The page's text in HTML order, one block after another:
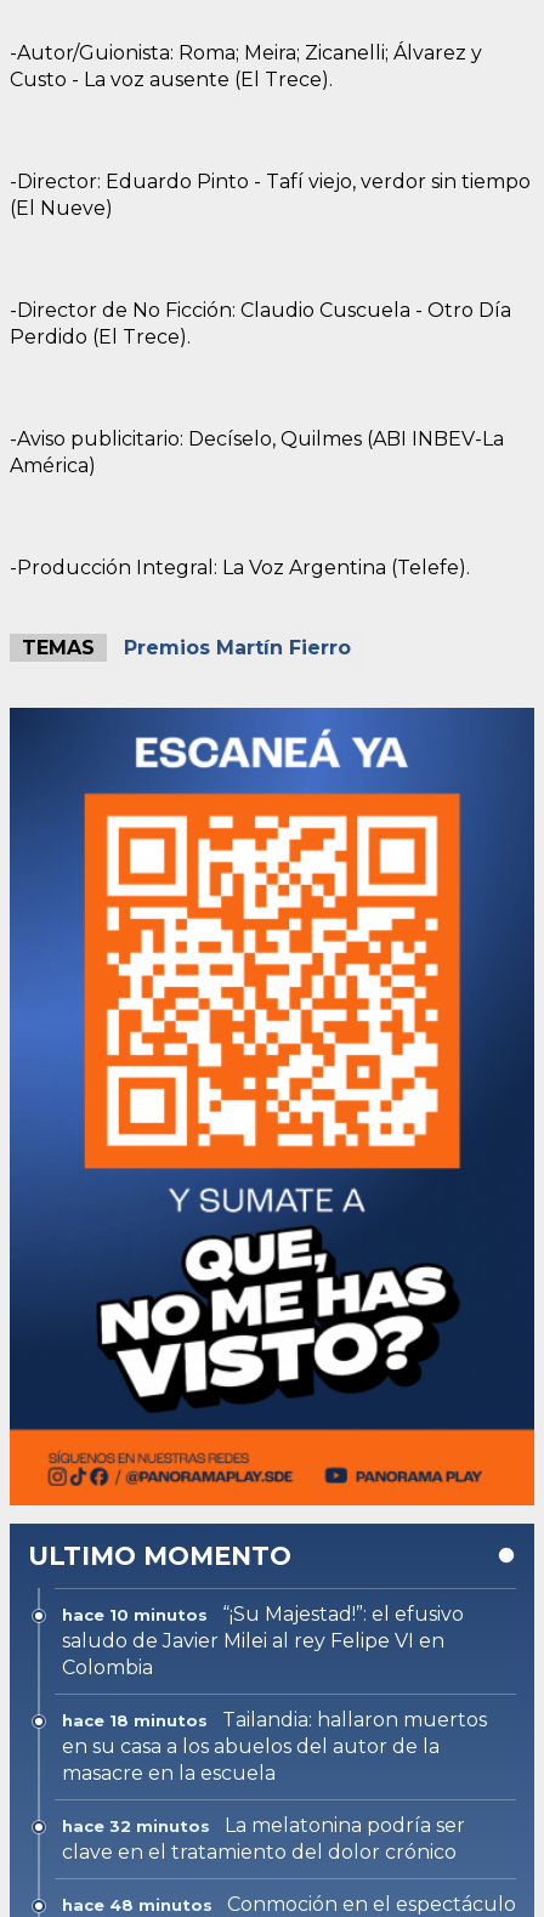
-Autor/Guionista: Roma; Meira; Zicanelli; Álvarez y
Custo - La voz ausente (El Trece).
-Director: Eduardo Pinto - Tafí viejo, verdor sin tiempo
(El Nueve)
-Director de No Ficción: Claudio Cuscuela - Otro Día
Perdido (El Trece).
-Aviso publicitario: Decíselo, Quilmes (ABI INBEV-La
América)
-Producción Integral: La Voz Argentina (Telefe).
TEMAS Premios Martín Fierro
ULTIMO MOMENTO
hace 10 minutos
“¡Su Majestad!”: el efusivo
saludo de Javier Milei al rey Felipe VI en
Colombia
hace 18 minutos
Tailandia: hallaron muertos
en su casa a los abuelos del autor de la
masacre en la escuela
hace 32 minutos
La melatonina podría ser
clave en el tratamiento del dolor crónico
hace 48 minutos
Conmoción en el espectáculo